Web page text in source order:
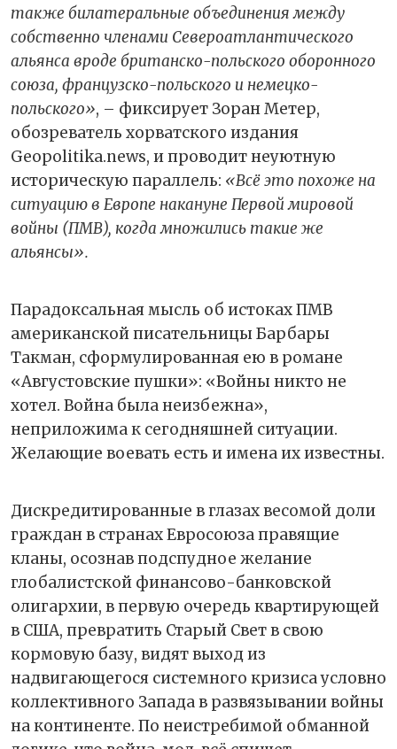
также билатеральные объединения между
собственно членами Североатлантического
альянса вроде британско-польского оборонного
союза, французско-польского и немецко-
польского», – фиксирует Зоран Метер,
обозреватель хорватского издания
Geopolitika.news, и проводит неуютную
историческую параллель: «Всё это похоже на
ситуацию в Европе накануне Первой мировой
войны (ПМВ), когда множились такие же
альянсы».
Парадоксальная мысль об истоках ПМВ
американской писательницы Барбары
Такман, сформулированная ею в романе
«Августовские пушки»: «Войны никто не
хотел. Война была неизбежна»,
неприложима к сегодняшней ситуации.
Желающие воевать есть и имена их известны.
Дискредитированные в глазах весомой доли
граждан в странах Евросоюза правящие
кланы, осознав подспудное желание
глобалистской финансово-банковской
олигархии, в первую очередь квартирующей
в США, превратить Старый Свет в свою
кормовую базу, видят выход из
надвигающегося системного кризиса условно
коллективного Запада в развязывании войны
на континенте. По неистребимой обманной